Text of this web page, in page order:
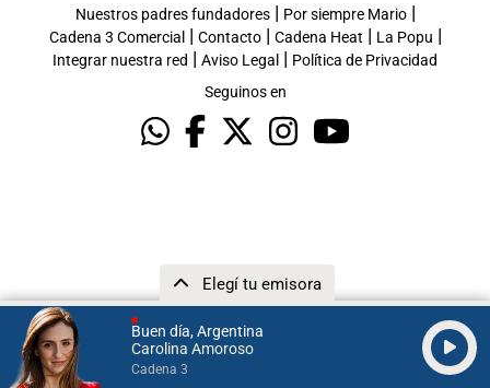
Buen día, Argentina
Carolina Amoroso
Cadena 3
Elegí tu emisora
Nuestros padres fundadores| Por siempre Mario|
Cadena 3 Comercial | Contacto| Cadena Heat | La Popu |
Integrar nuestra red | Aviso Legal | Política de Privacidad
Seguinos en